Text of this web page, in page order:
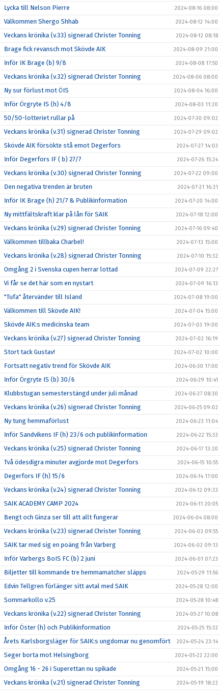
Lycka till Nelson Pierre 2024-08-16 08:00
Välkommen Shergo Shhab 2024-08-12 14:00
Veckans krönika (v.33) signerad Christer Tonning 2024-08-12 08:18
Brage fick revansch mot Skövde AIK 2024-08-09 21:00
Inför IK Brage (b) 9/8 2024-08-08 17:50
Veckans krönika (v.32) signerad Christer Tonning 2024-08-06 08:00
Ny sur förlust mot ÖIS 2024-08-04 16:00
Inför Örgryte IS (h) 4/8 2024-08-03 11:20
50/50-lotteriet rullar på 2024-07-30 09:02
Veckans krönika (v.31) signerad Christer Tonning 2024-07-29 09:02
Skövde AIK försökte stå emot Degerfors 2024-07-27 14:03
Inför Degerfors IF ( b) 27/7 2024-07-26 15:24
Veckans krönika (v.30) signerad Christer Tonning 2024-07-22 09:00
Den negativa trenden är bruten 2024-07-21 16:31
Inför IK Brage (h) 21/7 & Publikinformation 2024-07-20 14:00
Ny mittfältskraft klar på lån för SAIK 2024-07-18 12:00
Veckans krönika (v.29) signerad Christer Tonning 2024-07-16 09:40
Välkommen tillbaka Charbel! 2024-07-13 15:00
Veckans krönika (v.28) signerad Christer Tonning 2024-07-10 15:32
Omgång 2 i Svenska cupen herrar lottad 2024-07-09 22:27
Vi får se det här som en nystart 2024-07-09 16:13
"Tufa" återvänder till Island 2024-07-08 19:00
Välkommen till Skövde AIK! 2024-07-04 15:00
Skövde AIK:s medicinska team 2024-07-03 19:00
Veckans krönika (v.27) signerad Christer Tonning 2024-07-02 16:19
Stort tack Gustav! 2024-07-02 10:00
Fortsatt negativ trend för Skövde AIK 2024-06-30 17:00
Inför Örgryte IS (b) 30/6 2024-06-29 10:41
Klubbstugan semesterstängd under juli månad 2024-06-27 08:30
Veckans krönika (v.26) signerad Christer Tonning 2024-06-25 09:02
Ny tung hemmaförlust 2024-06-23 11:04
Inför Sandvikens IF (h) 23/6 och publikinformation 2024-06-22 15:33
Veckans krönika (v.25) signerad Christer Tonning 2024-06-17 13:20
Två ödesdigra minuter avgjorde mot Degerfors 2024-06-15 10:55
Degerfors IF (h) 15/6 2024-06-14 17:00
Veckans krönika (v.24) signerad Christer Tonning 2024-06-12 09:33
SAIK ACADEMY CAMP 2024 2024-06-11 20:05
Bengt och Ginza ser till att allt fungerar 2024-06-04 08:00
Veckans krönika (v.23) signerad Christer Tonning 2024-06-03 09:55
SAIK tar med sig en poäng från Varberg 2024-06-02 09:13
Inför Varbergs BoIS FC (b) 2 juni 2024-06-01 07:23
Biljetter till kommande tre hemmamatcher släpps 2024-05-29 11:56
Edvin Tellgren förlänger sitt avtal med SAIK 2024-05-28 12:00
Sommarkollo v.25 2024-05-28 10:48
Veckans krönika (v.22) signerad Christer Tonning 2024-05-27 10:08
Inför Öster (h) och Publikinformation 2024-05-25 15:32
Årets Karlsborgsläger för SAIK:s ungdomar nu genomfört 2024-05-24 23:14
Seger borta mot Helsingborg 2024-05-22 22:00
Omgång 16 - 26 i Superettan nu spikade 2024-05-21 15:00
Veckans krönika (v.21) signerad Christer Tonning 2024-05-19 18:22